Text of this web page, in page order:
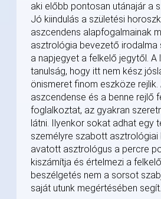
aki előbb pontosan utánajár a
Jó kiindulás a születési
aszcendens alapfogalmainak
asztrológia bevezető irodalma
a napjegyet a felkelő jegytől. A
tanulság, hogy itt nem kész
önismeret finom eszköze rejlik.
aszcendense és a benne rejlő
foglalkoztat, az gyakran
látni. Ilyenkor sokat adhat egy
személyre szabott asztrológiai
avatott asztrológus a percre
kiszámítja és értelmezi a
beszélgetés nem a sorsot
saját utunk megértésében segít.